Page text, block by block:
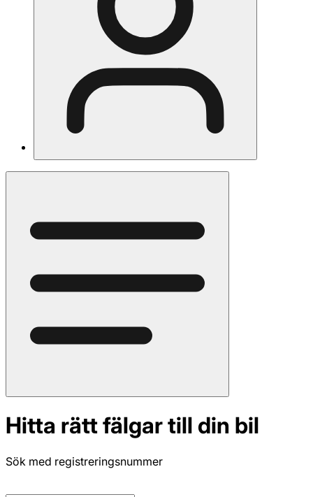
Hitta rätt fälgar till din bil
Sök med registreringsnummer